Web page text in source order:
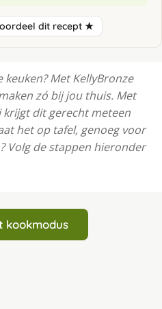
dit recept ★
Met KellyBronze
zó bij jou thuis. Met
krijgt dit gerecht meteen
het op tafel, genoeg voor
Volg de stappen hieronder
kookmodus